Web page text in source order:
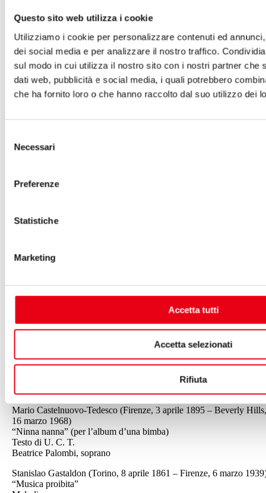
Questo sito web utilizza i cookie
Utilizziamo i cookie per personalizzare contenuti ed
dei social media e per analizzare il nostro traffico.
sul modo in cui utilizza il nostro sito con i nostri partner che
dati web, pubblicità e social media, i quali potrebbero
che ha fornito loro o che hanno raccolto dal suo utilizzo dei
delNecessari
Preferenze
Statistiche
Marketing
Accetta tutti
Accetta selezionati
Rifiuta
Arietta di Posillipo
Testo di Gabriele D’Annunzio
Lorenzo Del Panta, baritono
“Non t’amo più”
Melodia
Testo di Carmelo Errico
Andrea Pardini, baritono
Angelica D’Agliano, soprano
“Senza baci”
Melodia
“Mattinata”
Testo di Ruggero Leoncavallo
Pietro Mascagni (Livorno, 7 dicembre 1863 – Roma, 2 agosto
Testo di Olindo Guerrini come Lorenzo Stecchetti
Andrea Pardini, baritono
1866–Varazze,20
novembre 1950)
“Non ti voglio amar”
Mario Castelnuovo-Tedesco (Firenze, 3 aprile 1895 – Beverly Hills,
16 marzo 1968)
“Ninna nanna” (per l’album d’una bimba)
Testo di U. C. T.
Beatrice Palombi, soprano
Stanislao Gastaldon (Torino, 8 aprile 1861 – Firenze, 6 marzo
“Musica proibita”